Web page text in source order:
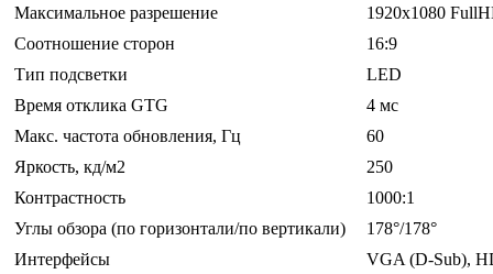
Максимальное разрешение
1920x1080
Соотношение сторон
16:9
Тип подсветки
LED
Время отклика GTG
4 мс
Макс. частота обновления, Гц
60
Яркость, кд/м2
250
Контрастность
1000:1
Углы обзора (по горизонтали/по вертикали)
178°/178°
Интерфейсы
VGA (D-Sub),